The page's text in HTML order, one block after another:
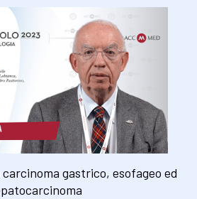
carcinoma gastrico, esofageo ed